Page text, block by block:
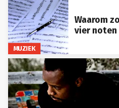
MUZIEK
Waarom
vier